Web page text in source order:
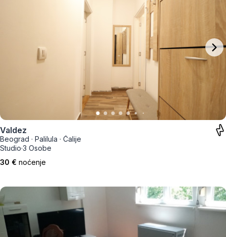
Valdez
Beograd · Palilula · Ćalije
Studio·3 Osobe
30 € noćenje